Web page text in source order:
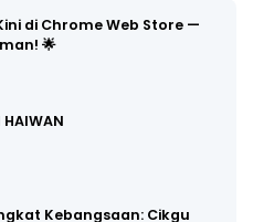
di Chrome Web Store —
🌟
HAIWAN
Kebangsaan: Cikgu